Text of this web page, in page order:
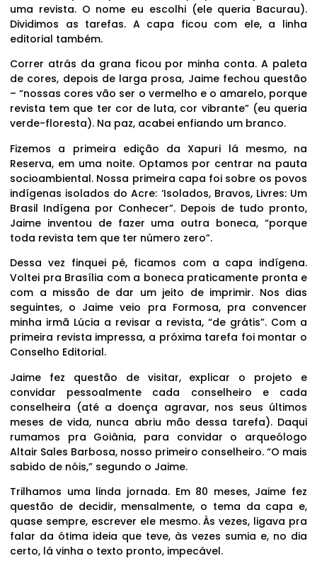
uma revista. O nome eu escolhi (ele queria Bacurau).
Dividimos as tarefas. A capa ficou com ele, a linha
editorial também.
Correr atrás da grana ficou por minha conta. A paleta
de cores, depois de larga prosa, Jaime fechou questão
– “nossas cores vão ser o vermelho e o amarelo, porque
revista tem que ter cor de luta, cor vibrante” (eu queria
verde-floresta). Na paz, acabei enfiando um branco.
Fizemos a primeira edição da Xapuri lá mesmo, na
Reserva, em uma noite. Optamos por centrar na pauta
socioambiental. Nossa primeira capa foi sobre os povos
indígenas isolados do Acre: ‘Isolados, Bravos, Livres: Um
Brasil Indígena por Conhecer”. Depois de tudo pronto,
Jaime inventou de fazer uma outra boneca, “porque
toda revista tem que ter número zero”.
Dessa vez finquei pé, ficamos com a capa indígena.
Voltei pra Brasília com a boneca praticamente pronta e
com a missão de dar um jeito de imprimir. Nos dias
seguintes, o Jaime veio pra Formosa, pra convencer
minha irmã Lúcia a revisar a revista, “de grátis”. Com a
primeira revista impressa, a próxima tarefa foi montar o
Conselho Editorial.
Jaime fez questão de visitar, explicar o projeto e
convidar pessoalmente cada conselheiro e cada
conselheira (até a doença agravar, nos seus últimos
meses de vida, nunca abriu mão dessa tarefa). Daqui
rumamos pra Goiânia, para convidar o arqueólogo
Altair Sales Barbosa, nosso primeiro conselheiro. “O mais
sabido de nóis,” segundo o Jaime.
Trilhamos uma linda jornada. Em 80 meses, Jaime fez
questão de decidir, mensalmente, o tema da capa e,
quase sempre, escrever ele mesmo. Às vezes, ligava pra
falar da ótima ideia que teve, às vezes sumia e, no dia
certo, lá vinha o texto pronto, impecável.